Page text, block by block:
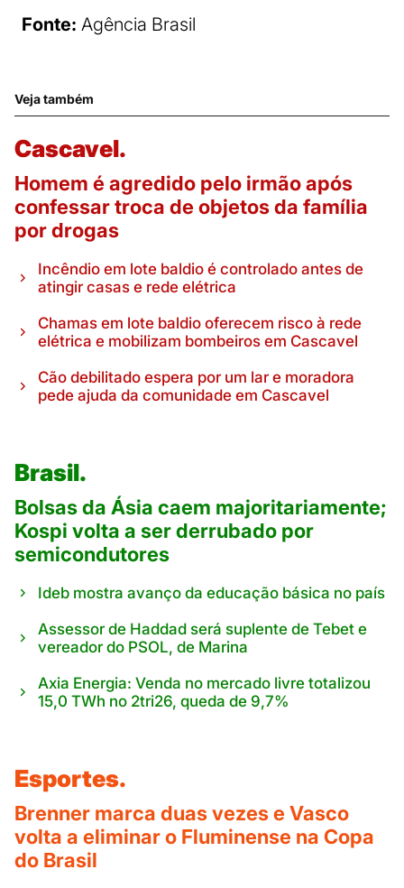
Fonte: Agência Brasil
Veja também
Cascavel.
Homem é agredido pelo irmão após
confessar troca de objetos da família
por drogas
Incêndio em lote baldio é controlado antes de
atingir casas e rede elétrica
Chamas em lote baldio oferecem risco à rede
elétrica e mobilizam bombeiros em Cascavel
Cão debilitado espera por um lar e moradora
pede ajuda da comunidade em Cascavel
Brasil.
Bolsas da Ásia caem majoritariamente;
Kospi volta a ser derrubado por
semicondutores
Ideb mostra avanço da educação básica no país
Assessor de Haddad será suplente de Tebet e
vereador do PSOL, de Marina
Axia Energia: Venda no mercado livre totalizou
15,0 TWh no 2tri26, queda de 9,7%
Esportes.
Brenner marca duas vezes e Vasco
volta a eliminar o Fluminense na Copa
do Brasil